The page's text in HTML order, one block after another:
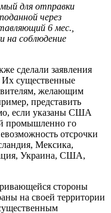
для отправки
через
6 мес.,
на соблюдение
сделали заявления
Их существен­ные
желающим
предста­вить
если указаны США
промышленно­ го
отсрочки
Мек­сика,
Украина, США,
стороны
на своей тер­ритории